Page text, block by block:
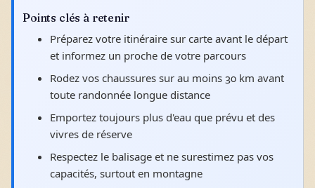
Points clés à retenir
Préparez votre itinéraire sur carte avant le départ
et informez un proche de votre parcours
Rodez vos chaussures sur au moins 30 km avant
toute randonnée longue distance
Emportez toujours plus d'eau que prévu et des
vivres de réserve
Respectez le balisage et ne surestimez pas vos
capacités, surtout en montagne